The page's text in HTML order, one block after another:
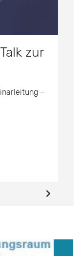
zur
–